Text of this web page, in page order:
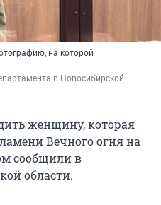
на которой
в Новосибирской
женщину, которая
Вечного огня на
сообщили в
области.